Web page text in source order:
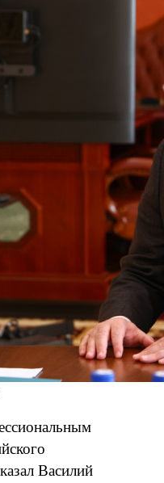
Василий